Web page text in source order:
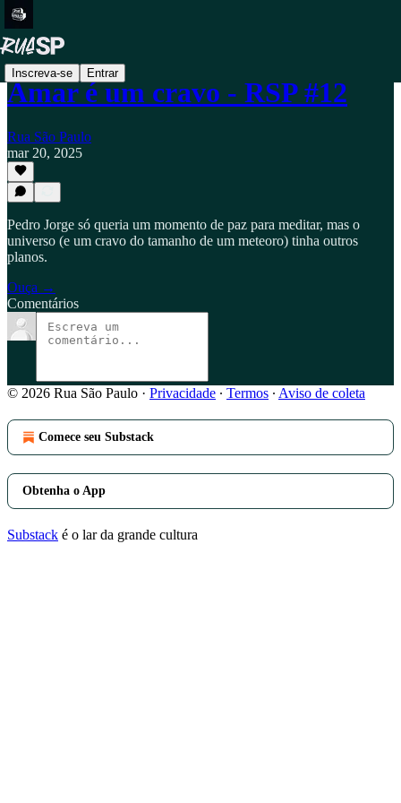
Inscreva-se Entrar
Amar é um cravo - RSP #12
Rua São Paulo
mar 20, 2025
Pedro Jorge só queria um momento de paz para meditar, mas o
universo (e um cravo do tamanho de um meteoro) tinha outros
planos.
Ouça →
Comentários
© 2026 Rua São Paulo · Privacidade ∙ Termos ∙ Aviso de coleta
Comece seu Substack
Obtenha o App
Substack é o lar da grande cultura